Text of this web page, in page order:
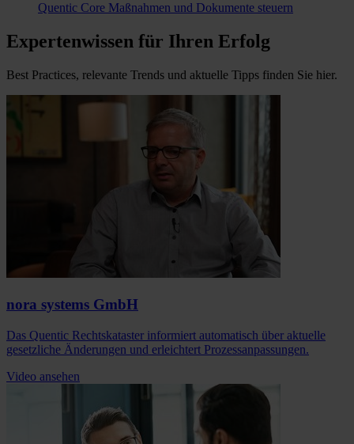
Quentic Core Maßnahmen und Dokumente steuern
Expertenwissen für Ihren Erfolg
Best Practices, relevante Trends und aktuelle Tipps finden Sie hier.
nora systems GmbH
Das Quentic Rechtskataster informiert automatisch über aktuelle
gesetzliche Änderungen und erleichtert Prozessanpassungen.
Video ansehen